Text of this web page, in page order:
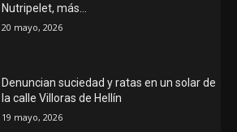
Nutripelet, más…
20 mayo, 2026
Denuncian suciedad y ratas en un solar de
la calle Villoras de Hellín
19 mayo, 2026